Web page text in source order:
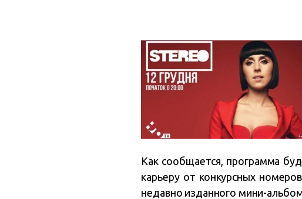
Как сообщается, программа
карьеру от конкурсных
недавно изданного мини-